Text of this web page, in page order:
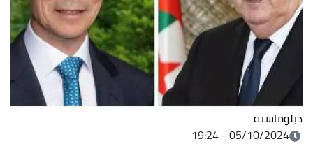
دبلوماسية
05/10/2024 - 19:24